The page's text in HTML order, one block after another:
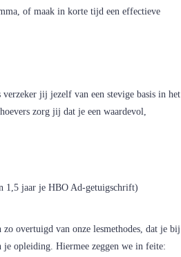
of maak in korte tijd een effectieve
jij jezelf van een stevige basis in het
zorg jij dat je een waardevol,
1,5 jaar je HBO Ad-getuigschrift)
overtuigd van onze lesmethodes, dat je bij
opleiding. Hiermee zeggen we in feite: